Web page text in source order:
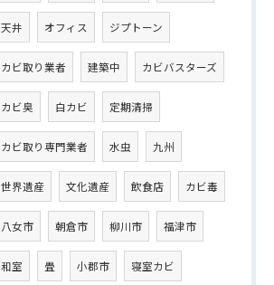
天井 オフィス ジプトーン
カビ取り業者 建築中 カビバスターズ
カビ臭 白カビ 定期清掃
カビ取り専門業者 水虫 九州
世界遺産 文化遺産 飲食店 カビ毒
八女市 朝倉市 柳川市 福津市
和室 畳 小郡市 寝室カビ